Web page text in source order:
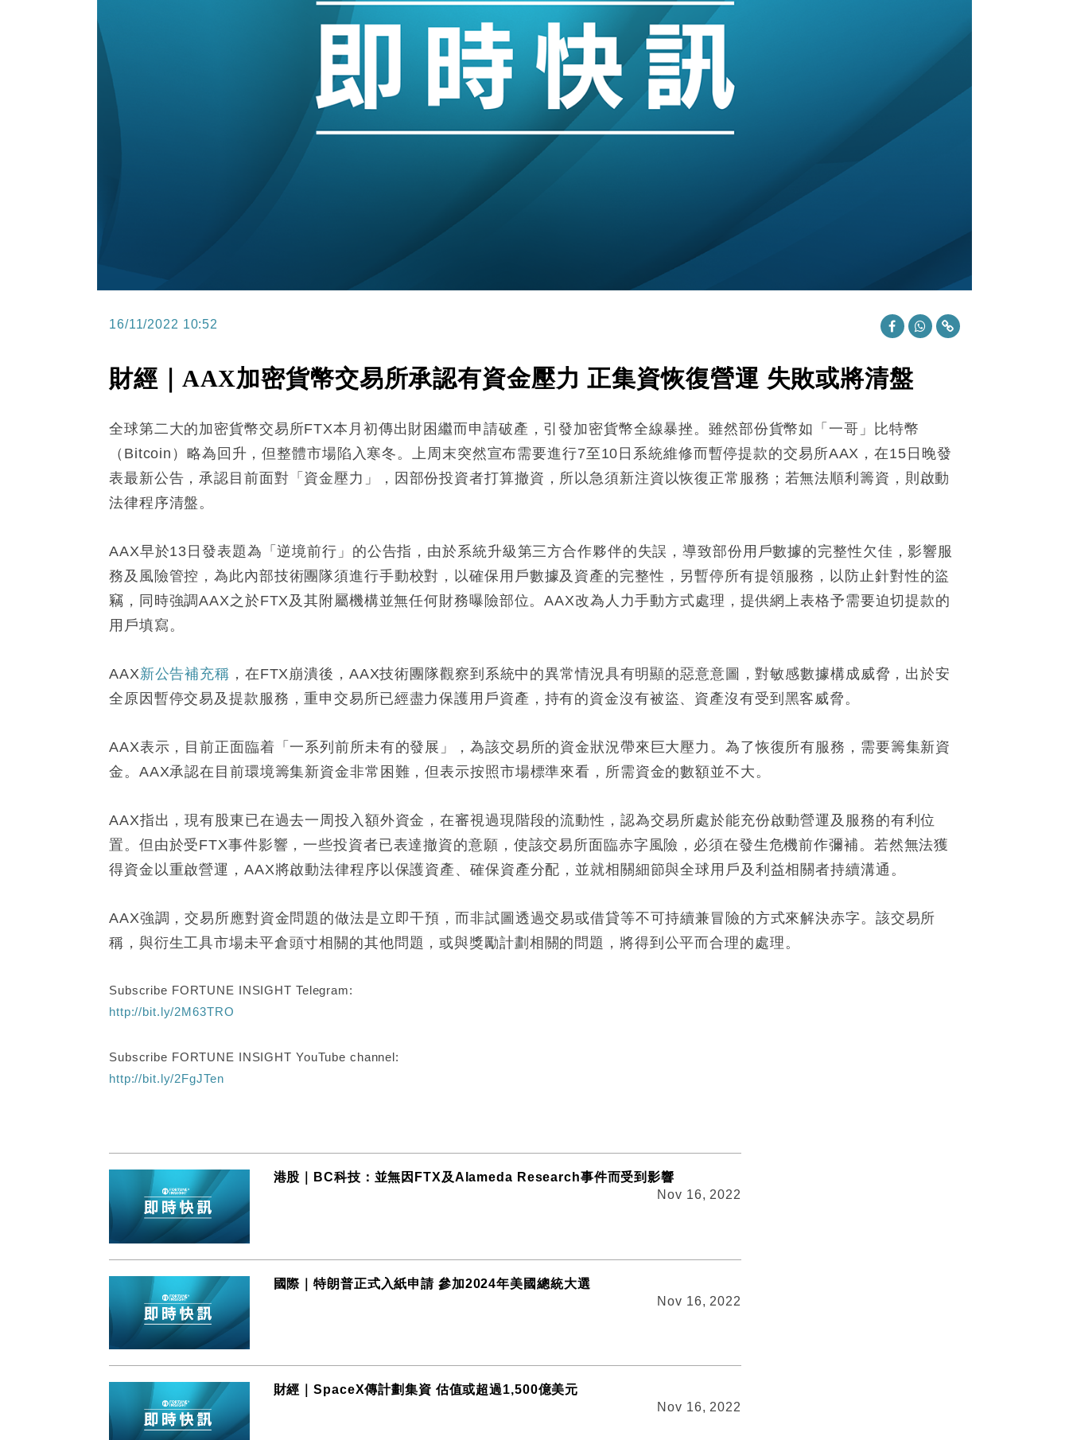
財經｜韓股反覆波動收跌 連挫7周創逾3年最長跌勢
財經｜內地7月美元計價出口增近24%勝預期 貿易順差達1125億美元
12:44 財經｜日本春季三度入市撐日圓 4月單日斥6.28萬億日圓干預創新高
11:12 國際｜特朗普料美伊戰事快結束 承認部分彈藥庫存緊張
15:59 財經｜SA售股自救後再出手 斥4億美元押注未上市公司
16/11/2022 10:52
財經｜AAX加密貨幣交易所承認有資金壓力 正集資恢復營運 失敗或將清盤
全球第二大的加密貨幣交易所FTX本月初傳出財困繼而申請破產，引發加密貨幣全線暴挫。雖然部份貨幣如「一哥」比特幣
（Bitcoin）略為回升，但整體市場陷入寒冬。上周末突然宣布需要進行7至10日系統維修而暫停提款的交易所AAX，在15日晚發
表最新公告，承認目前面對「資金壓力」，因部份投資者打算撤資，所以急須新注資以恢復正常服務；若無法順利籌資，則啟動
法律程序清盤。
AAX早於13日發表題為「逆境前行」的公告指，由於系統升級第三方合作夥伴的失誤，導致部份用戶數據的完整性欠佳，影響服
務及風險管控，為此內部技術團隊須進行手動校對，以確保用戶數據及資產的完整性，另暫停所有提領服務，以防止針對性的盜
竊，同時強調AAX之於FTX及其附屬機構並無任何財務曝險部位。AAX改為人力手動方式處理，提供網上表格予需要迫切提款的
用戶填寫。
AAX新公告補充稱 ，在FTX崩潰後，AAX技術團隊觀察到系統中的異常情況具有明顯的惡意意圖，對敏感數據構成威脅，出於安
全原因暫停交易及提款服務，重申交易所已經盡力保護用戶資產，持有的資金沒有被盜、資產沒有受到黑客威脅。
AAX表示，目前正面臨着「一系列前所未有的發展」，為該交易所的資金狀況帶來巨大壓力。為了恢復所有服務，需要籌集新資
金。AAX承認在目前環境籌集新資金非常困難，但表示按照市場標準來看，所需資金的數額並不大。
AAX指出，現有股東已在過去一周投入額外資金，在審視過現階段的流動性，認為交易所處於能充份啟動營運及服務的有利位
置。但由於受FTX事件影響，一些投資者已表達撤資的意願，使該交易所面臨赤字風險，必須在發生危機前作彌補。若然無法獲
得資金以重啟營運，AAX將啟動法律程序以保護資產、確保資產分配，並就相關細節與全球用戶及利益相關者持續溝通。
AAX強調，交易所應對資金問題的做法是立即干預，而非試圖透過交易或借貸等不可持續兼冒險的方式來解決赤字。該交易所
稱，與衍生工具市場未平倉頭寸相關的其他問題，或與獎勵計劃相關的問題，將得到公平而合理的處理。
Subscribe FORTUNE INSIGHT Telegram:
http://bit.ly/2M63TRO
Subscribe FORTUNE INSIGHT YouTube channel:
http://bit.ly/2FgJTen
港股｜BC科技：並無因FTX及Alameda Research事件而受到影響
Nov 16, 2022
國際｜特朗普正式入紙申請 參加2024年美國總統大選
Nov 16, 2022
財經｜SpaceX傳計劃集資 估值或超過1,500億美元
Nov 16, 2022